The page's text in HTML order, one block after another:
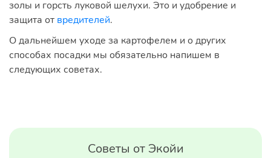
золы и горсть луковой шелухи. Это и удобрение и
защита от вредителей.
О дальнейшем уходе за картофелем и о других
способах посадки мы обязательно напишем в
следующих советах.
Советы от Экойи